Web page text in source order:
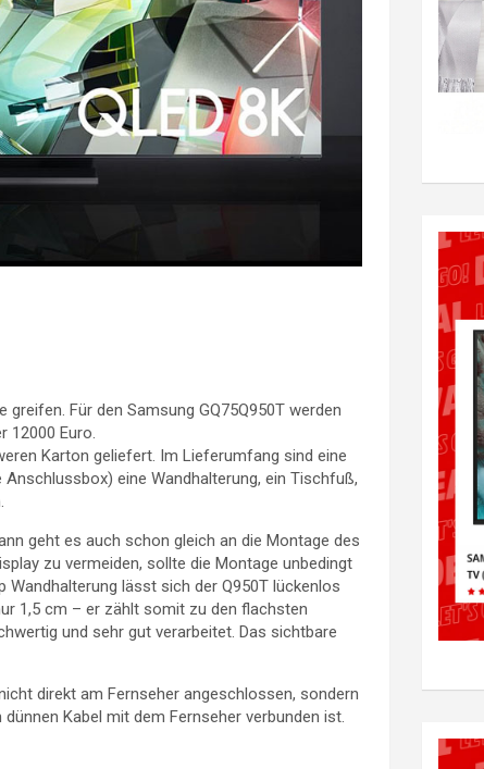
Für den Samsung GQ75Q950T werden
12000 Euro.
Karton geliefert. Im Lieferumfang sind eine
eine Wandhalterung, ein Tischfuß,
geht es auch schon gleich an die Montage des
zu vermeiden, sollte die Montage unbedingt
lässt sich der Q950T lückenlos
1,5 cm – er zählt somit zu den flachsten
und sehr gut verarbeitet. Das sichtbare
direkt am Fernseher angeschlossen, sondern
Kabel mit dem Fernseher verbunden ist.